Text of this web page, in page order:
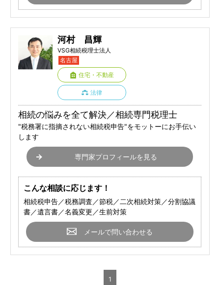
河村 昌輝
VSG相続税理士法人
名古屋
住宅・不動産
法律
相続の悩みを全て解決／相続専門税理士
"税務署に指摘されない相続税申告"をモットーにお手伝い
します
専門家プロフィールを見る
こんな相談に応じます！
相続税申告／税務調査／節税／二次相続対策／分割協議
書／遺言書／名義変更／生前対策
メールで問い合わせる
1